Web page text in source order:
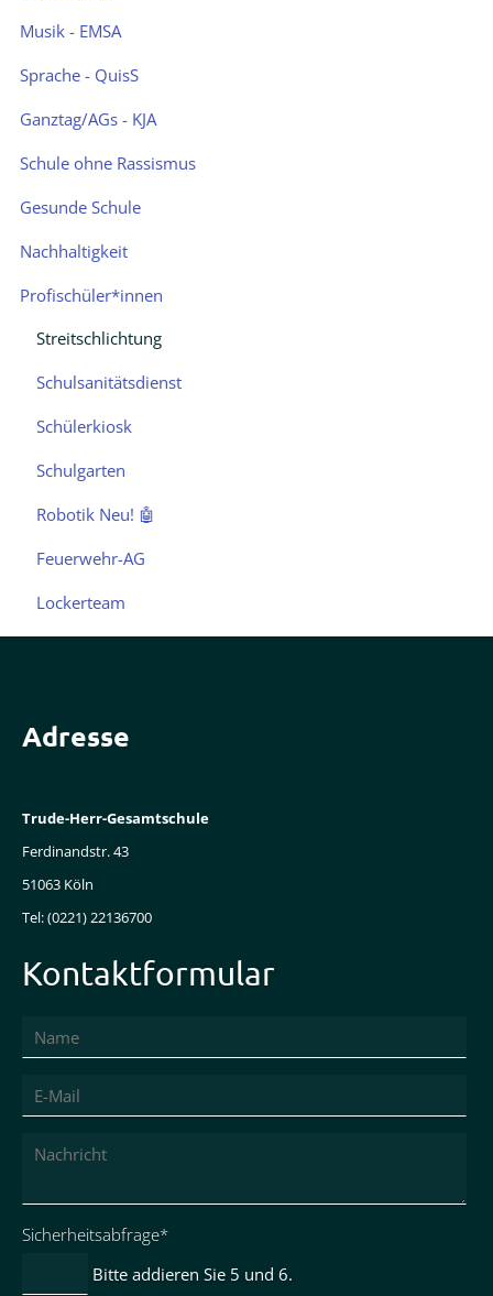
Musik - EMSA
Sprache - QuisS
Ganztag/AGs - KJA
Schule ohne Rassismus
Gesunde Schule
Nachhaltigkeit
Profischüler*innen
Streitschlichtung
Schulsanitätsdienst
Schülerkiosk
Schulgarten
Robotik Neu! 🤖
Feuerwehr-AG
Lockerteam
Adresse
Trude-Herr-Gesamtschule
Ferdinandstr. 43
51063 Köln
Tel: (0221) 22136700
Kontaktformular
Pflichtfeld
Sicherheitsabfrage*
Bitte addieren Sie 5 und 6.